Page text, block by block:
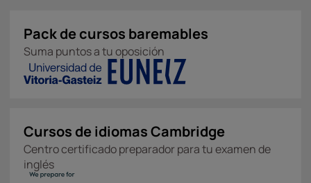
Pack de cursos baremables
Suma puntos a tu oposición
Cursos de idiomas Cambridge
Centro certificado preparador para tu examen de
inglés